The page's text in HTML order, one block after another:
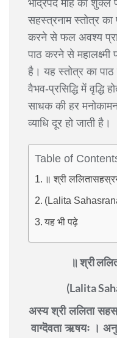
भाद्रपद माह की शुक्ल
सहस्त्रनाम स्तोत्र का
करने से फल अवश्य
पाठ करने से महालक्ष्मी
है। यह स्तोत्र का पाठ
वैभव-प्रसिद्धि में वृद्धि
साधक की हर
व्याधि दूर हो जाती है।
Table of
॥ श्री
(Lalita
यह भी पढ़े
॥ श्री
(Lalita
अस्य श्री ललिता
वाग्दॆवता ऋषयः ।